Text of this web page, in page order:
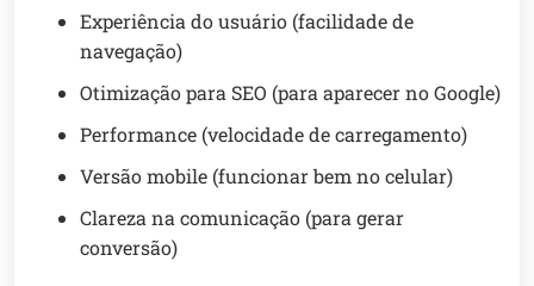
Experiência do usuário (facilidade de
navegação)
Otimização para SEO (para aparecer no Google)
Performance (velocidade de carregamento)
Versão mobile (funcionar bem no celular)
Clareza na comunicação (para gerar
conversão)